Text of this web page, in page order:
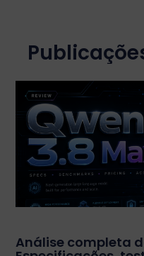
Análise completa